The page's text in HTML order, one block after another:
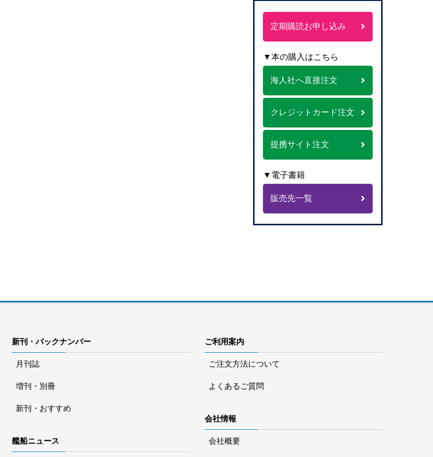
定期購読お申し込み
▼本の購入はこちら
海人社へ直接注文
クレジットカード注文
提携サイト注文
▼電子書籍
販売先一覧
新刊・バックナンバー
月刊誌
増刊・別冊
新刊・おすすめ
艦船ニュース
ご利用案内
ご注文方法について
よくあるご質問
会社情報
会社概要